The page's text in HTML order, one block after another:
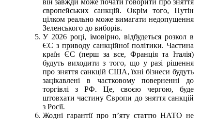
європейських санкцій. Окрім того, Путін
цілком реально може вимагати недопущення
Зеленського до виборів.
У 2026 році, імовірно, відбудеться розкол в
ЄС з приводу санкційної політики. Частина
країн ЄС (перш за все, Франція та Італія)
будуть виходити з того, що у разі рішення
про зняття санкцій США, їхні бізнеси будуть
зацікавлені в частковому поверненні до
торгівлі з РФ. Це, своєю чергою, буде
штовхати частину Європи до зняття санкцій
з Росії.
Жодні гарантії про п’яту статтю НАТО не